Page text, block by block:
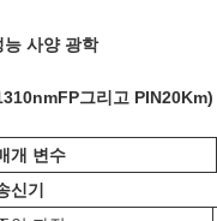
능 사양 광학
nmFP그리고 PIN20Km)
개 변수
신기